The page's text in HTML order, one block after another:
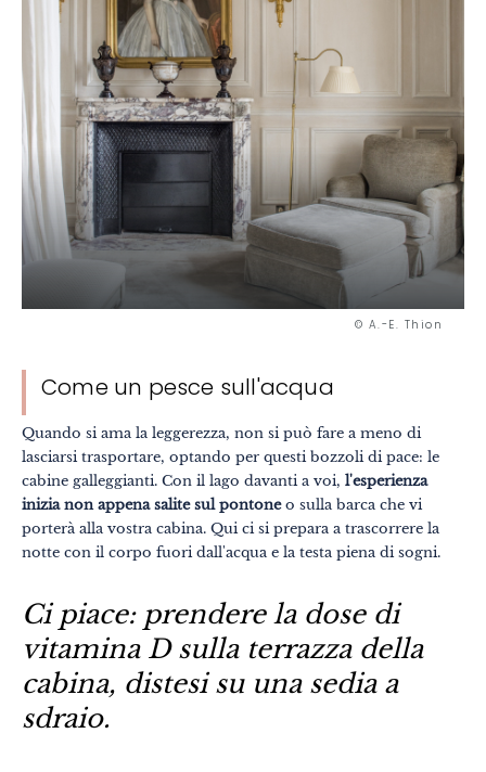
© A.-E. Thion
Come un pesce sull'acqua
Quando si ama la leggerezza, non si può fare a meno di
lasciarsi trasportare, optando per questi bozzoli di pace: le
cabine galleggianti. Con il lago davanti a voi, l'esperienza
inizia non appena salite sul pontoneo sulla barca che vi
porterà alla vostra cabina. Qui ci si prepara a trascorrere la
notte con il corpo fuori dall'acqua e la testa piena di sogni.
Ci piace: prendere la dose di
vitamina D sulla terrazza della
cabina, distesi su una sedia a
sdraio.